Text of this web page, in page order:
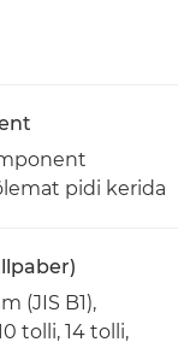
pidi kerida
(JIS B1),
tolli, 14 tolli,